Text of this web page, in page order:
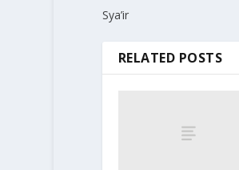
Sya’ir
RELATED POSTS